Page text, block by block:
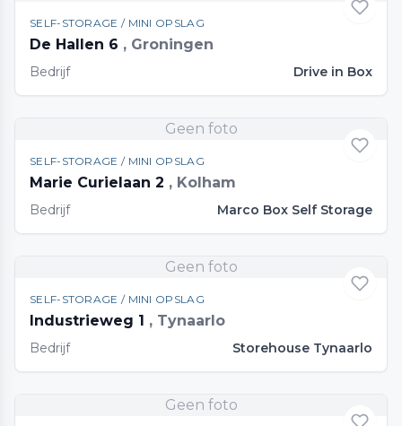
SELF-STORAGE / MINI OPSLAG
De Hallen 6 , Groningen
Bedrijf Drive in Box
Geen foto
SELF-STORAGE / MINI OPSLAG
Marie Curielaan 2 , Kolham
Bedrijf Marco Box Self Storage
Geen foto
SELF-STORAGE / MINI OPSLAG
Industrieweg 1 , Tynaarlo
Bedrijf Storehouse Tynaarlo
Geen foto